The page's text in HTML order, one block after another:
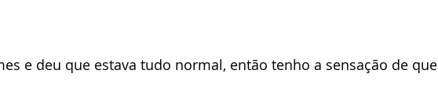
e deu que estava tudo normal, então tenho a sensação de que